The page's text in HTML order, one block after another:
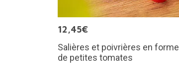
12,45€
Salières et poivrières en forme
de petites tomates